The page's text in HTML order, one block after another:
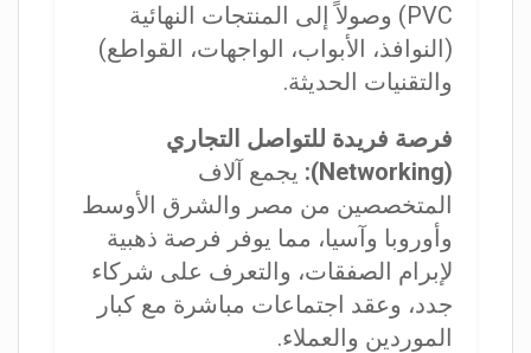
PVC) وصولاً إلى المنتجات النهائية
(النوافذ، الأبواب، الواجهات، القواطع)
والتقنيات الحديثة.
فرصة فريدة للتواصل التجاري
(Networking):
يجمع آلاف
المتخصصين من مصر والشرق الأوسط
وأوروبا وآسيا، مما يوفر فرصة ذهبية
لإبرام الصفقات، والتعرف على شركاء
جدد، وعقد اجتماعات مباشرة مع كبار
الموردين والعملاء.